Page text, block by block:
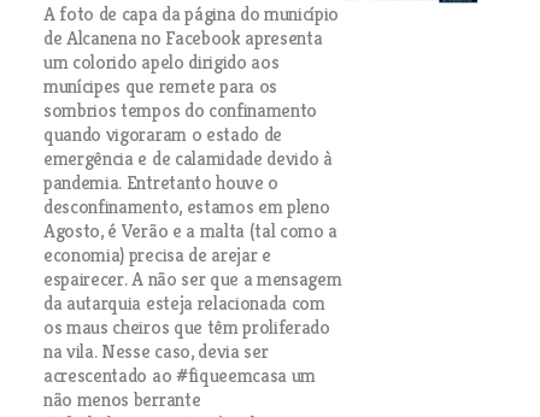
A foto de capa da página do município
de Alcanena no Facebook apresenta
um colorido apelo dirigido aos
munícipes que remete para os
sombrios tempos do confinamento
quando vigoraram o estado de
emergência e de calamidade devido à
pandemia. Entretanto houve o
desconfinamento, estamos em pleno
Agosto, é Verão e a malta (tal como a
economia) precisa de arejar e
espairecer. A não ser que a mensagem
da autarquia esteja relacionada com
os maus cheiros que têm proliferado
na vila. Nesse caso, devia ser
acrescentado ao #fiqueemcasa um
não menos berrante